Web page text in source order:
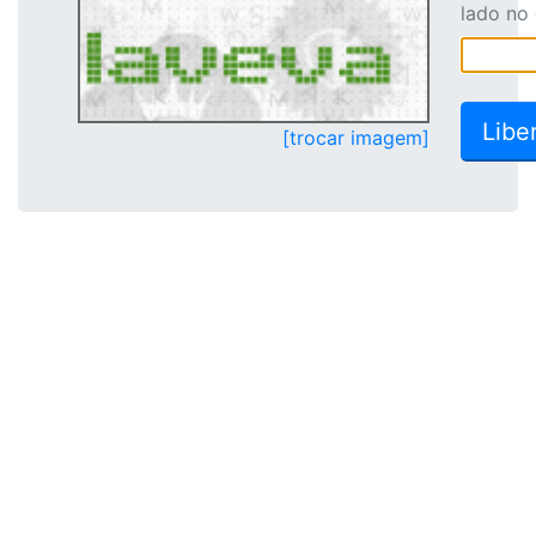
[trocar imagem]
lado no